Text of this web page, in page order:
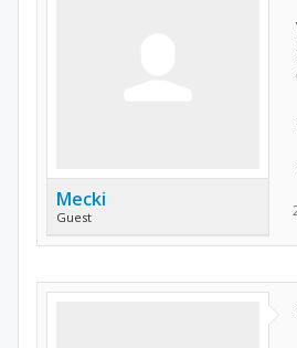
Mecki
Guest